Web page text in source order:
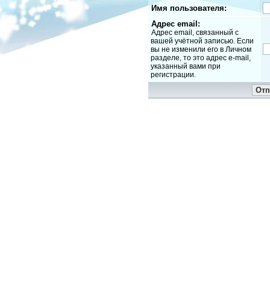
Имя пользователя:
Адрес email:
Адрес email, связанный с
вашей учётной записью. Если
вы не изменили его в Личном
разделе, то это адрес e-mail,
указанный вами при
регистрации.